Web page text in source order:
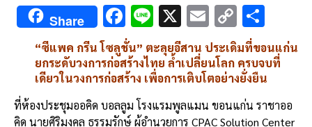
Share F
ac
e
b
o
Li
n
e
X E
m
ai
l
C
o
py
Li
n
h
ar
e
“ซีแพค กรีน โซลูชั่น” ตะลุยอีสาน ประเดิมที่ขอนแก่น
ยกระดับวงการก่อสร้างไทย ล้ำเปลี่ยนโลก ครบจบที่
เดียวในวงการก่อสร้าง เพื่อการเติบโตอย่างยั่งยืน
ที่ห้องประชุมออคิด บอลลูม โรงแรมพูลแมน ขอนแก่น ราชาออ
คิด นายศิริมงคล ธรรมรักษ์ ผู้อำนวยการ CPAC Solution Center